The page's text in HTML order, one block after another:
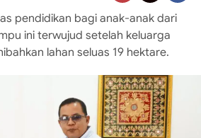
pendidikan bagi anak-anak dari
ini terwujud setelah keluarga
lahan seluas 19 hektare.